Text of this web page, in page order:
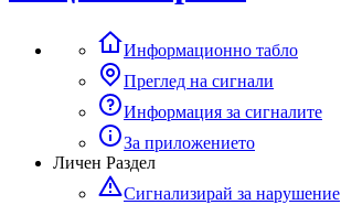
Информационно табло
Преглед на сигнали
Информация за сигналите
За приложението
Личен Раздел
Сигнализирай за нарушение